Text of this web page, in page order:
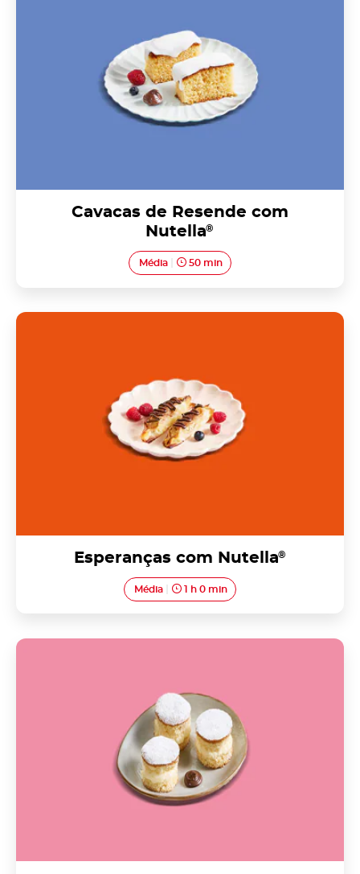
Cavacas de Resende com
Nutella®
Média 50 min
Esperanças com Nutella®
Média 1 h 0 min